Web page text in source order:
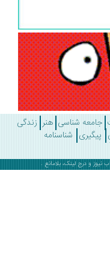
شناسی هنر زندگی
شناسنامه
لینک، بلامانع .